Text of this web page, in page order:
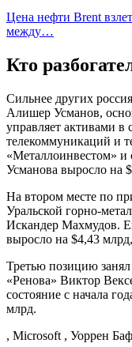
Цена нефти Brent
между…
Кто
Сильнее других
Алишер Усманов,
управляет активами в
телекоммуникаций и
«Металлоинвестом»
Усманова выросло на
На втором месте по
Уральской горно-
Искандер Махмудов.
выросло на $4,43
Третью позицию занял
«Ренова» Виктор
состояние с начала
млрд.
, Microsoft , Уоррен